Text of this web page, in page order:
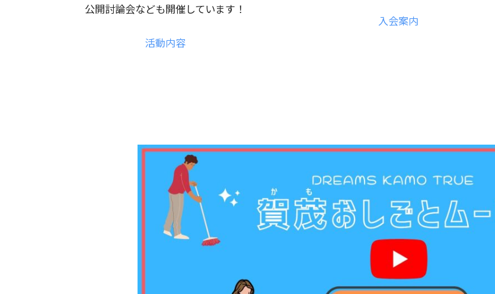
公開討論会なども開催しています！
活動内容
入会案内